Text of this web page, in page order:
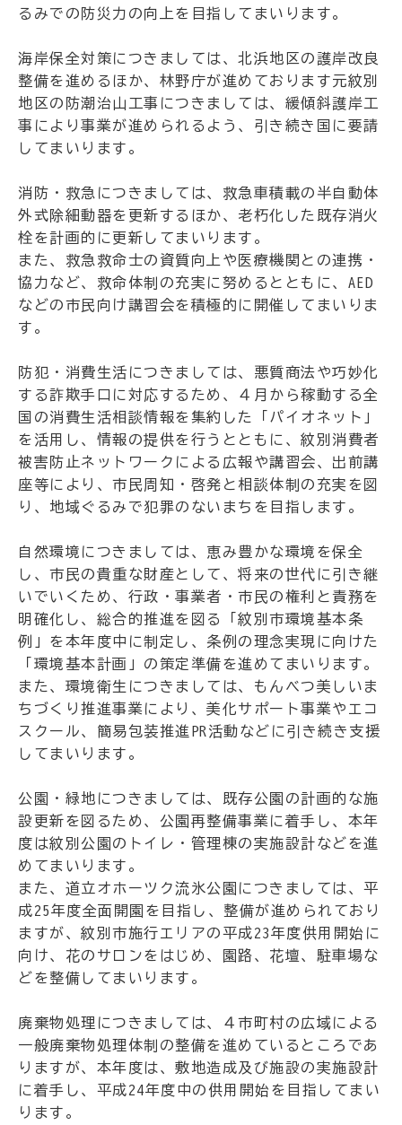
るみでの防災力の向上を目指してまいります。
海岸保全対策につきましては、北浜地区の護岸改良
整備を進めるほか、林野庁が進めております元紋別
地区の防潮治山工事につきましては、緩傾斜護岸工
事により事業が進められるよう、引き続き国に要請
してまいります。
消防・救急につきましては、救急車積載の半自動体
外式除細動器を更新するほか、老朽化した既存消火
栓を計画的に更新してまいります。
また、救急救命士の資質向上や医療機関との連携・
協力など、救命体制の充実に努めるとともに、AED
などの市民向け講習会を積極的に開催してまいりま
す。
防犯・消費生活につきましては、悪質商法や巧妙化
する詐欺手口に対応するため、４月から稼動する全
国の消費生活相談情報を集約した「パイオネット」
を活用し、情報の提供を行うとともに、紋別消費者
被害防止ネットワークによる広報や講習会、出前講
座等により、市民周知・啓発と相談体制の充実を図
り、地域ぐるみで犯罪のないまちを目指します。
自然環境につきましては、恵み豊かな環境を保全
し、市民の貴重な財産として、将来の世代に引き継
いでいくため、行政・事業者・市民の権利と責務を
明確化し、総合的推進を図る「紋別市環境基本条
例」を本年度中に制定し、条例の理念実現に向けた
「環境基本計画」の策定準備を進めてまいります。
また、環境衛生につきましては、もんべつ美しいま
ちづくり推進事業により、美化サポート事業やエコ
スクール、簡易包装推進PR活動などに引き続き支援
してまいります。
公園・緑地につきましては、既存公園の計画的な施
設更新を図るため、公園再整備事業に着手し、本年
度は紋別公園のトイレ・管理棟の実施設計などを進
めてまいります。
また、道立オホーツク流氷公園につきましては、平
成25年度全面開園を目指し、整備が進められており
ますが、紋別市施行エリアの平成23年度供用開始に
向け、花のサロンをはじめ、園路、花壇、駐車場な
どを整備してまいります。
廃棄物処理につきましては、４市町村の広域による
一般廃棄物処理体制の整備を進めているところであ
りますが、本年度は、敷地造成及び施設の実施設計
に着手し、平成24年度中の供用開始を目指してまい
ります。